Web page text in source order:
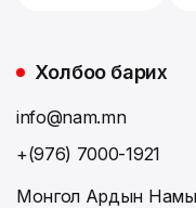
Холбоо барих
info@nam.mn
+(976) 7000-1921
Монгол Ардын